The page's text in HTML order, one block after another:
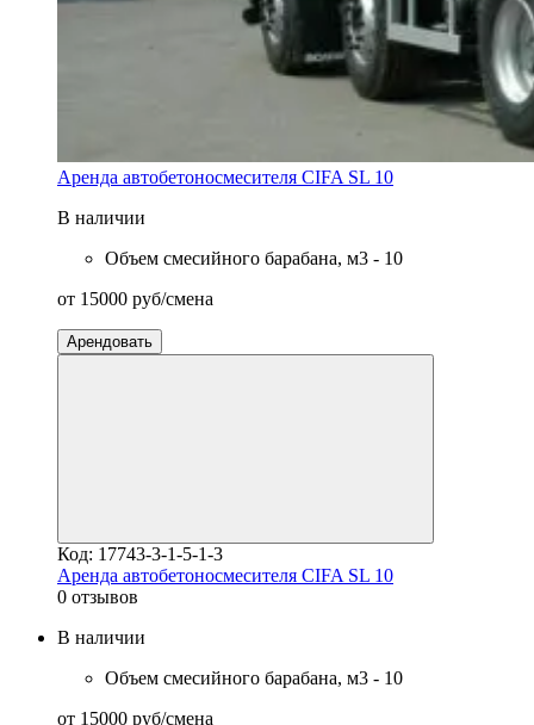
Аренда автобетоносмесителя CIFA SL 10
В наличии
Объем смесийного барабана, м3 - 10
от 15000 руб/смена
Арендовать
Код: 17743-3-1-5-1-3
Аренда автобетоносмесителя CIFA SL 10
0 отзывов
В наличии
Объем смесийного барабана, м3 - 10
от 15000 руб/смена